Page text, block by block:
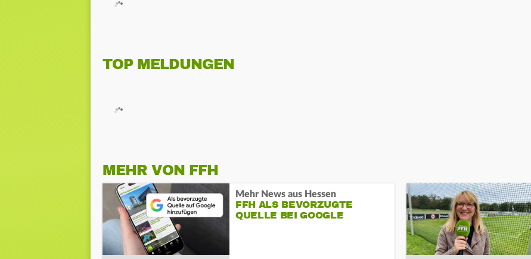
TOP MELDUNGEN
MEHR VON FFH
Mehr News aus Hessen
FFH ALS BEVORZUGTE
QUELLE BEI GOOGLE